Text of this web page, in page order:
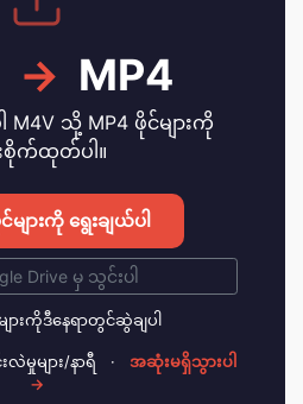
→ MP4
M4V သို့ MP4 ဖိုင်များကို
စိုက်ထုတ်ပါ။
ျားကို ရွေးချယ်ပါ
Drive မှ သွင်းပါ
းကိုဒီနေရာတွင်ဆွဲချပါ
မှုများ/နာရီ ·
အဆုံးမရှိသွားပါ
→